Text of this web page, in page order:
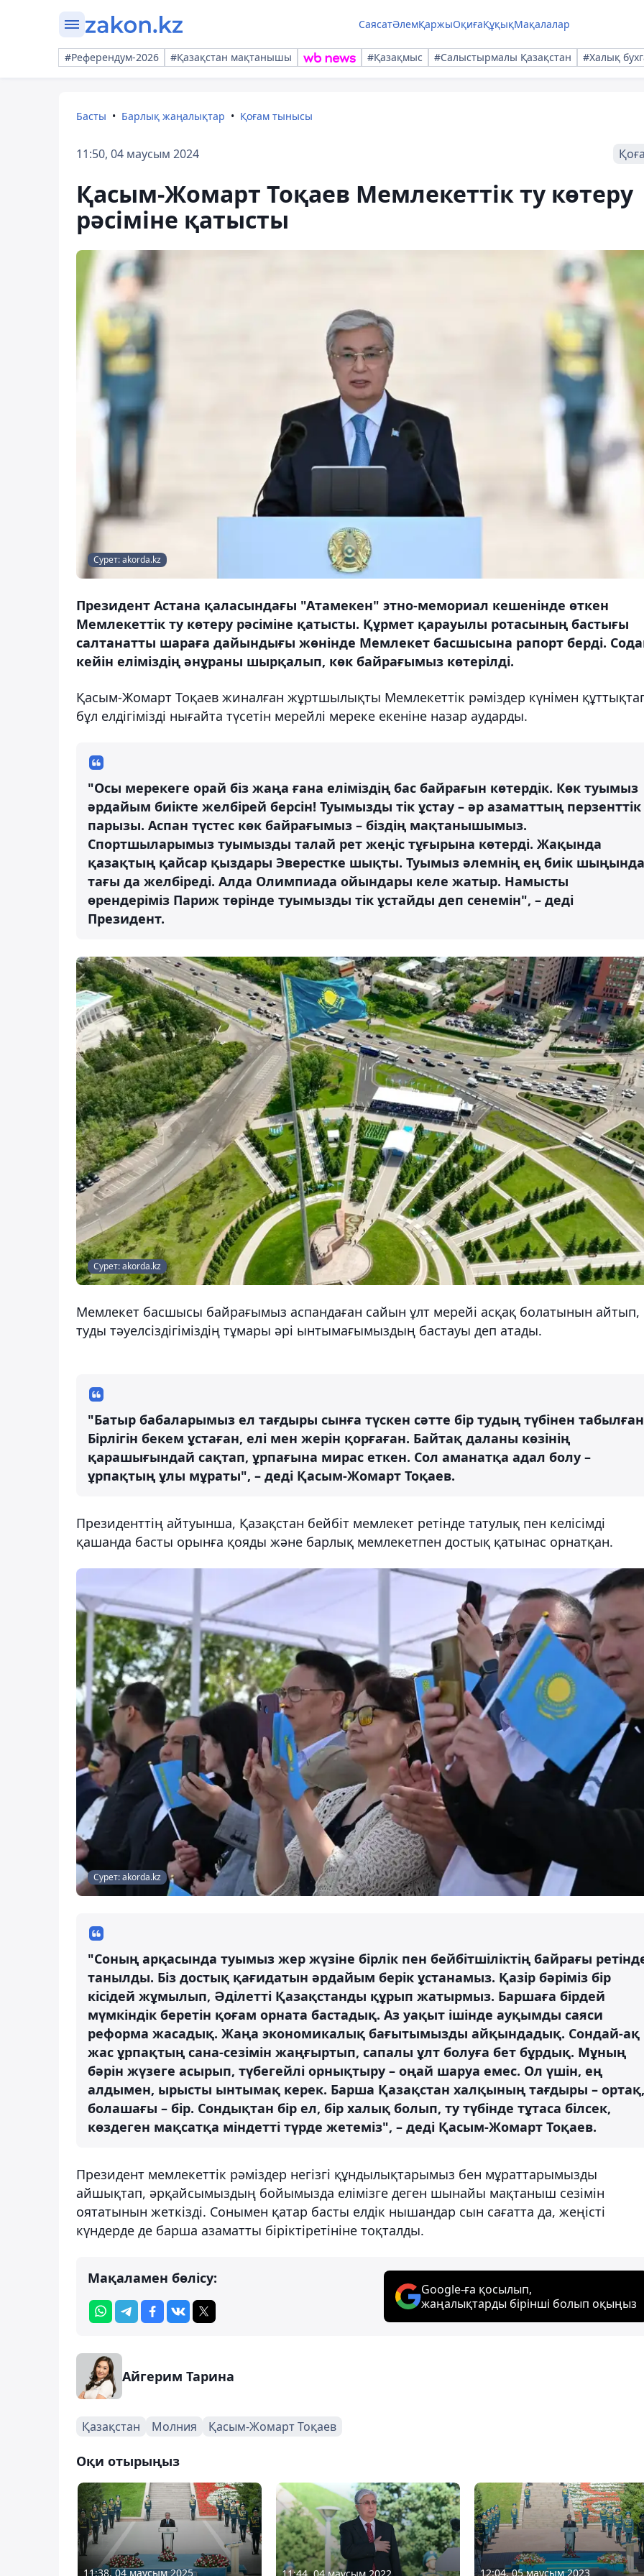
СаясатӘлемҚаржыОқиғаҚұқықМақалалар
#Референдум-2026 #Қазақстан мақтанышы #Қазақмыс #Салыстырмалы Қазақстан #Халық
Басты Барлық жаңалықтар Қоғам тынысы
11:50, 04 маусым 2024
Қасым-Жомарт Тоқаев Мемлекеттік ту көтеру
рәсіміне қатысты
Сурет: akorda.kz
Президент Астана қаласындағы "Атамекен" этно-мемориал кешенінде өткен
Мемлекеттік ту көтеру рәсіміне қатысты. Құрмет қарауылы ротасының бастығы
салтанатты шараға дайындығы жөнінде Мемлекет басшысына рапорт берді.
кейін еліміздің әнұраны шырқалып, көк байрағымыз көтерілді.
Қасым-Жомарт Тоқаев жиналған жұртшылықты Мемлекеттік рәміздер күнімен
бұл елдігімізді нығайта түсетін мерейлі мереке екеніне назар аударды.
"Осы мерекеге орай біз жаңа ғана еліміздің бас байрағын көтердік. Көк туымыз
әрдайым биікте желбірей берсін! Туымызды тік ұстау – әр азаматтың перзенттік
парызы. Аспан түстес көк байрағымыз – біздің мақтанышымыз.
Спортшыларымыз туымызды талай рет жеңіс тұғырына көтерді. Жақында
қазақтың қайсар қыздары Эверестке шықты. Туымыз әлемнің ең биік шыңында
тағы да желбіреді. Алда Олимпиада ойындары келе жатыр. Намысты
өрендеріміз Париж төрінде туымызды тік ұстайды деп сенемін", – деді
Президент.
Сурет: akorda.kz
Мемлекет басшысы байрағымыз аспандаған сайын ұлт мерейі асқақ болатынын айтып,
туды тәуелсіздігіміздің тұмары әрі ынтымағымыздың бастауы деп атады.
"Батыр бабаларымыз ел тағдыры сынға түскен сәтте бір тудың түбінен
Бірлігін бекем ұстаған, елі мен жерін қорғаған. Байтақ даланы көзінің
қарашығындай сақтап, ұрпағына мирас еткен. Сол аманатқа адал болу –
ұрпақтың ұлы мұраты", – деді Қасым-Жомарт Тоқаев.
Президенттің айтуынша, Қазақстан бейбіт мемлекет ретінде татулық пен келісімді
қашанда басты орынға қояды және барлық мемлекетпен достық қатынас орнатқан.
Сурет: akorda.kz
"Соның арқасында туымыз жер жүзіне бірлік пен бейбітшіліктің байрағы
танылды. Біз достық қағидатын әрдайым берік ұстанамыз. Қазір бәріміз бір
кісідей жұмылып, Әділетті Қазақстанды құрып жатырмыз. Баршаға бірдей
мүмкіндік беретін қоғам орната бастадық. Аз уақыт ішінде ауқымды саяси
реформа жасадық. Жаңа экономикалық бағытымызды айқындадық. Сондай-ақ
жас ұрпақтың сана-сезімін жаңғыртып, сапалы ұлт болуға бет бұрдық. Мұның
бәрін жүзеге асырып, түбегейлі орнықтыру – оңай шаруа емес. Ол үшін, ең
алдымен, ырысты ынтымақ керек. Барша Қазақстан халқының тағдыры – ортақ,
болашағы – бір. Сондықтан бір ел, бір халық болып, ту түбінде тұтаса білсек,
көздеген мақсатқа міндетті түрде жетеміз", – деді Қасым-Жомарт Тоқаев.
Президент мемлекеттік рәміздер негізгі құндылықтарымыз бен мұраттарымызды
айшықтап, әрқайсымыздың бойымызда елімізге деген шынайы мақтаныш сезімін
оятатынын жеткізді. Сонымен қатар басты елдік нышандар сын сағатта да, жеңісті
күндерде де барша азаматты біріктіретініне тоқталды.
Мақаламен бөлісу:
Google-ға қосылып,
жаңалықтарды бірінші болып оқыңыз
Айгерим Тарина
Қазақстан Молния Қасым-Жомарт Тоқаев
Оқи отырыңыз
11:38, 04 маусым 2025 11:44, 04 маусым 2022 12:04, 05 маусым 2023